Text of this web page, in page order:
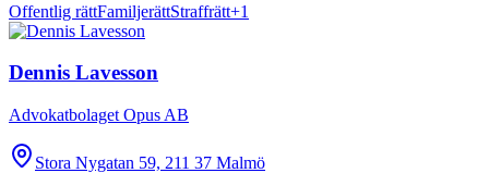
Offentlig rättFamiljerättStraffrätt+1
Dennis Lavesson
Advokatbolaget Opus AB
Stora Nygatan 59, 211 37 Malmö